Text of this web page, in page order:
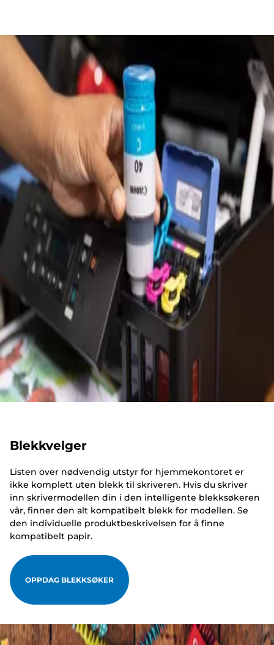
Blekkvelger
Listen over nødvendig utstyr for hjemmekontoret er
ikke komplett uten blekk til skriveren. Hvis du skriver
inn skrivermodellen din i den intelligente blekksøkeren
vår, finner den alt kompatibelt blekk for modellen. Se
den individuelle produktbeskrivelsen for å finne
kompatibelt papir.
OPPDAG BLEKKSØKER